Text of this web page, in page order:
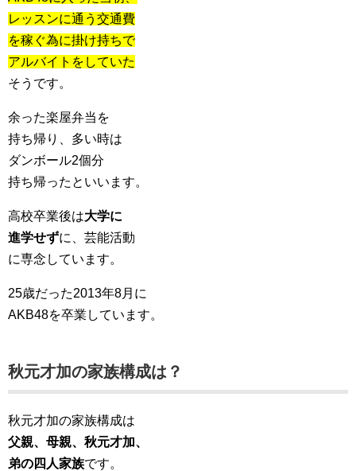
レッスンに通う交通費
を稼ぐ為に掛け持ちで
アルバイトをしていた
そうです。
余った楽屋弁当を
持ち帰り、多い時は
ダンボール2個分
持ち帰ったといいます。
高校卒業後は大学に
進学せずに、芸能活動
に専念しています。
25歳だった2013年8月に
AKB48を卒業しています。
秋元才加の家族構成は？
秋元才加の家族構成は
父親、母親、秋元才加、
弟の四人家族です。